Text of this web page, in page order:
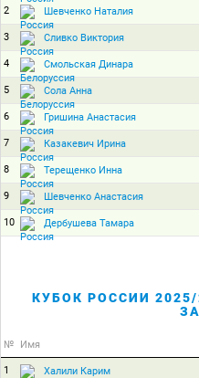
2 Шевченко Наталия
3 Сливко Виктория
4 Смольская Динара
5 Сола Анна
6 Гришина Анастасия
7 Казакевич Ирина
8 Терещенко Инна
9 Шевченко Анастасия
10 Дербушева Тамара
КУБОК РОССИИ
№ Имя
1 Халили Карим